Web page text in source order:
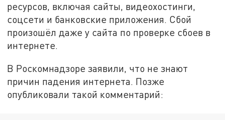
ресурсов, включая сайты, видеохостинги,
соцсети и банковские приложения. Сбой
произошёл даже у сайта по проверке сбоев в
интернете.
В Роскомнадзоре заявили, что не знают
причин падения интернета. Позже
опубликовали такой комментарий: